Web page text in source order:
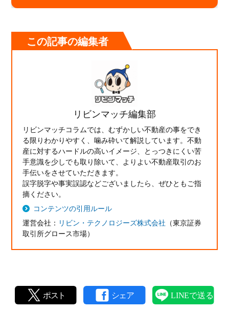
この記事の編集者
リビンマッチ編集部
リビンマッチコラムでは、むずかしい不動産の事をでき
る限りわかりやすく、噛み砕いて解説しています。不動
産に対するハードルの高いイメージ、とっつきにくい苦
手意識を少しでも取り除いて、よりよい不動産取引のお
手伝いをさせていただきます。
誤字脱字や事実誤認などございましたら、ぜひともご指
摘ください。
コンテンツの引用ルール
運営会社： リビン・テクノロジーズ株式会社 （東京証券
取引所グロース市場）